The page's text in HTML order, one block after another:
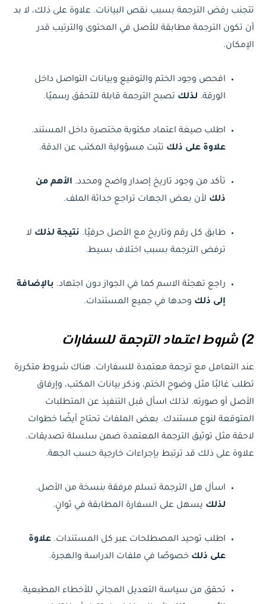
تتجنب رفض الترجمة بسبب نقص البيانات. علاوة على ذلك، لا بد
أن تكون الترجمة مطابقة للأصل في المحتوى والترتيب قدر
الإمكان.
افحص وجود الختم والتوقيع وبيانات التواصل داخل
الورقة. لذلك تصبح الترجمة قابلة للتحقق رسميًا.
اطلب صيغة اعتماد مكتوبة مختصرة داخل المستند.
علاوة على ذلك تثبت مسؤولية المكتب عن الدقة.
تأكد من وجود تاريخ إصدار واضح ومحدد. الأهم من
ذلك لأن بعض الجهات تراجع حداثة الملف.
طابق كل رقم وتاريخ مع الأصل حرفيًا. نتيجة لذلك لا
ترفض الترجمة بسبب اختلاف بسيط.
راجع تهجئة الاسم كما في الجواز دون اجتهاد. بالإضافة
إلى ذلك وحدها في جميع المستندات.
2) شروط اعتـماد الترجمـة للسفارات
عند التعامل مع ترجمة معتمدة للسفارات. هناك شروط متكررة
تطلب غالبًا مثل وضوح الختم، وذكر بيانات المكتب، وإرفاق
الأصل أو صورته. لذلك اسأل قبل التنفيذ عن المتطلبات
المتوقعة لنوع مستندك. بعض الملفات تحتاج أيضًا خطوات
لاحقة مثل توثيق الترجمة المعتمدة ضمن سلسلة تصديقات.
علاوة على ذلك قد ترتبط بإجراءات خارجية حسب الجهة.
اسأل هل الترجمة تسلم مرفقة بنسخة من الأصل.
لذلك يسهل على السفارة المطابقة في ثوانٍ.
اطلب توحيد المصطلحات عبر كل المستندات. علاوة
على ذلك خصوصًا في ملفات الدراسة والهجرة.
تحقق من سياسة التعديل المجاني للأخطاء المطبعية.